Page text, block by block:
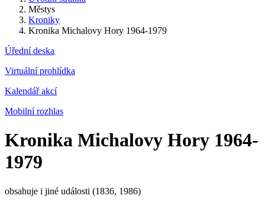
Městys
Kroniky
Kronika Michalovy Hory 1964-1979
Úřední deska
Virtuální prohlídka
Kalendář akcí
Mobilní rozhlas
Kronika Michalovy Hory 1964-
1979
obsahuje i jiné události (1836, 1986)